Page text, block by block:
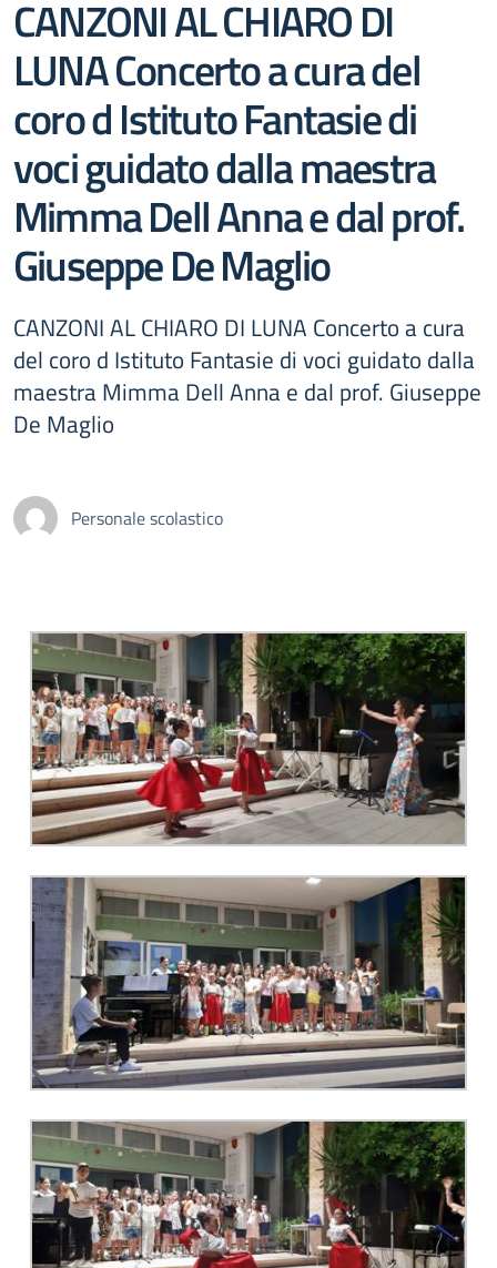
CANZONI AL CHIARO DI
LUNA Concerto a cura del
coro d Istituto Fantasie di
voci guidato dalla maestra
Mimma Dell Anna e dal prof.
Giuseppe De Maglio
CANZONI AL CHIARO DI LUNA Concerto a cura
del coro d Istituto Fantasie di voci guidato dalla
maestra Mimma Dell Anna e dal prof. Giuseppe
De Maglio
Personale scolastico